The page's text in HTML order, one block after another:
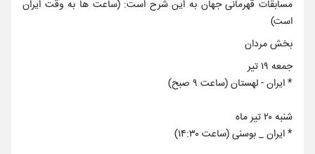
مسابقات قهرمانی جهان به این شرح است: (ساعت ها به وقت ایران
است)
بخش مردان
جمعه ۱۹ تیر
* ایران - لهستان (ساعت ۹ صبح)
شنبه ۲۰ تیر ماه
* ایران _ بوسنی (ساعت ۱۴:۳۰)